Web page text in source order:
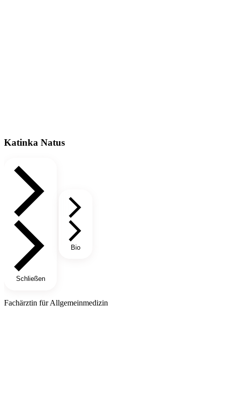
Katinka Natus
Schließen
Bio
Fachärztin für Allgemeinmedizin​